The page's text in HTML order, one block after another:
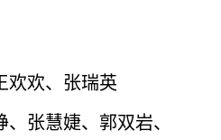
欢欢、张瑞英
张慧婕、郭双岩、